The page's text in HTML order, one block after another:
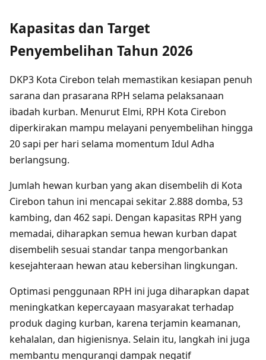
Kapasitas dan Target
Penyembelihan Tahun 2026
DKP3 Kota Cirebon telah memastikan kesiapan penuh
sarana dan prasarana RPH selama pelaksanaan
ibadah kurban. Menurut Elmi, RPH Kota Cirebon
diperkirakan mampu melayani penyembelihan hingga
20 sapi per hari selama momentum Idul Adha
berlangsung.
Jumlah hewan kurban yang akan disembelih di Kota
Cirebon tahun ini mencapai sekitar 2.888 domba, 53
kambing, dan 462 sapi. Dengan kapasitas RPH yang
memadai, diharapkan semua hewan kurban dapat
disembelih sesuai standar tanpa mengorbankan
kesejahteraan hewan atau kebersihan lingkungan.
Optimasi penggunaan RPH ini juga diharapkan dapat
meningkatkan kepercayaan masyarakat terhadap
produk daging kurban, karena terjamin keamanan,
kehalalan, dan higienisnya. Selain itu, langkah ini juga
membantu mengurangi dampak negatif